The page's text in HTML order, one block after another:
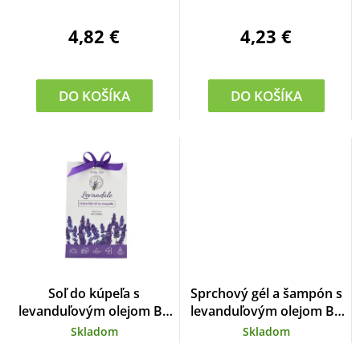
4,82 €
DO KOŠÍKA
4,23 €
DO KOŠÍKA
Soľ do kúpeľa s
levanduľovým olejom BT
Premium 80 g
Skladom
Sprchový gél a šampón s
levanduľovým olejom BT
Premium 500 ml
Skladom